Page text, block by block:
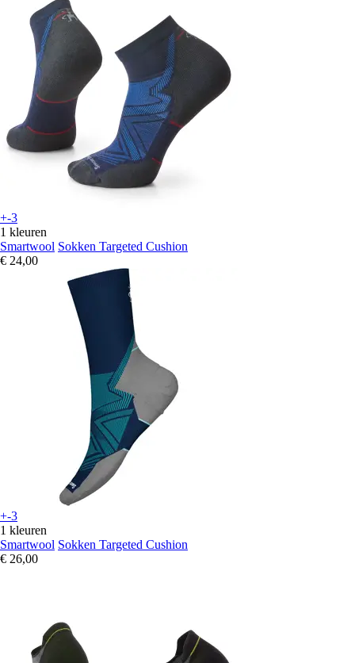
+-3
1 kleuren
Smartwool Sokken Targeted Cushion
€ 24,00
+-3
1 kleuren
Smartwool Sokken Targeted Cushion
€ 26,00